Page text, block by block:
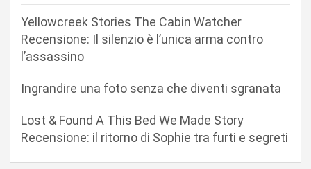
Yellowcreek Stories The Cabin Watcher
Recensione: Il silenzio è l’unica arma contro
l’assassino
Ingrandire una foto senza che diventi sgranata
Lost & Found A This Bed We Made Story
Recensione: il ritorno di Sophie tra furti e segreti